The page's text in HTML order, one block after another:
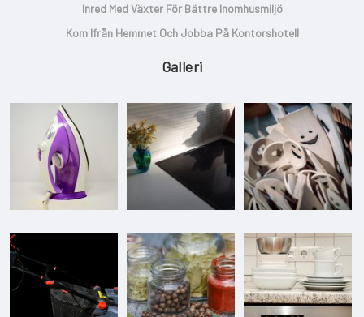
Inred Med Växter För Bättre Inomhusmiljö
Kom Ifrån Hemmet Och Jobba På Kontorshotell
Galleri